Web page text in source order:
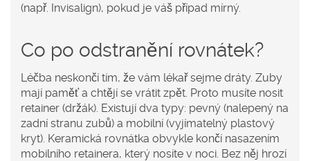
(např. Invisalign), pokud je váš případ mírný.
Co po odstranění rovnátek?
Léčba neskončí tím, že vám lékař sejme dráty. Zuby
mají paměť a chtějí se vrátit zpět. Proto musíte nosit
retainer (držák). Existují dva typy: pevný (nalepený na
zadní stranu zubů) a mobilní (vyjímatelný plastový
kryt). Keramická rovnátka obvykle končí nasazením
mobilního retainera, který nosíte v noci. Bez něj hrozí